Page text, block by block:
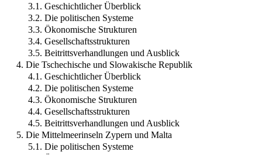
3.1. Geschichtlicher Überblick
3.2. Die politischen Systeme
3.3. Ökonomische Strukturen
3.4. Gesellschaftsstrukturen
3.5. Beitrittsverhandlungen und Ausblick
4. Die Tschechische und Slowakische Republik
4.1. Geschichtlicher Überblick
4.2. Die politischen Systeme
4.3. Ökonomische Strukturen
4.4. Gesellschaftsstrukturen
4.5. Beitrittsverhandlungen und Ausblick
5. Die Mittelmeerinseln Zypern und Malta
5.1. Die politischen Systeme